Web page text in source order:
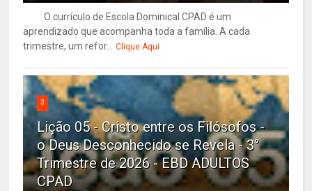
O currículo de Escola Dominical CPAD é um
aprendizado que acompanha toda a família. A cada
trimestre, um refor... Clique Aqui
3
Lição 05 - Cristo entre os Filósofos -
o Deus Desconhecido se Revela - 3°
Trimestre de 2026 - EBD ADULTOS
CPAD